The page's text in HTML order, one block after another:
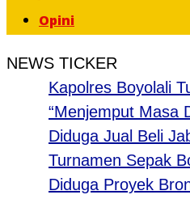
Opini
NEWS TICKER
Kapolres Boyolali
“Menjemput Masa
Diduga Jual Beli
Turnamen Sepak
Diduga Proyek